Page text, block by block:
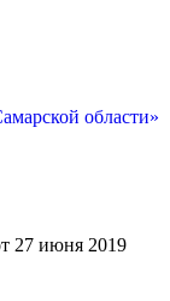
области»
27 июня 2019